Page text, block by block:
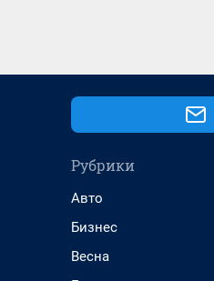
Рубрики
Авто
Бизнес
Весна